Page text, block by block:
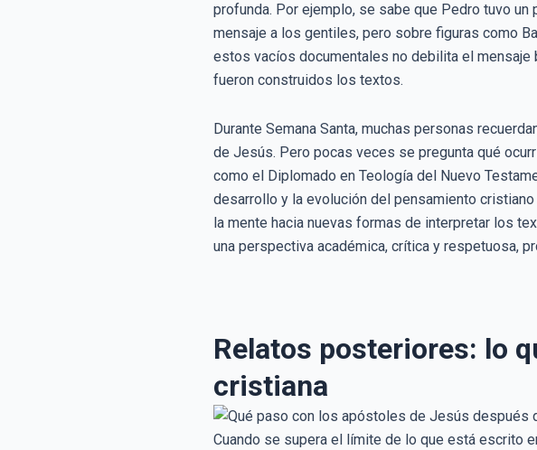
profunda. Por ejemplo, se sabe que Pedro tuvo
mensaje a los gentiles, pero sobre figuras como
estos vacíos documentales no debilita el
fueron construidos los textos.
Durante Semana Santa, muchas personas
de Jesús. Pero pocas veces se pregunta qué
como el Diplomado en Teología del Nuevo
desarrollo y la evolución del pensamiento
la mente hacia nuevas formas de interpretar los
una perspectiva académica, crítica y respetuosa,
Relatos posteriores: lo
cristiana
Cuando se supera el límite de lo que está escrito